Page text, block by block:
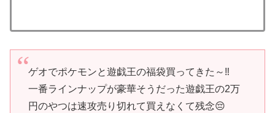
ゲオでポケモンと遊戯王の福袋買ってきた～‼️
一番ラインナップが豪華そうだった遊戯王の2万
円のやつは速攻売り切れて買えなくて残念😔